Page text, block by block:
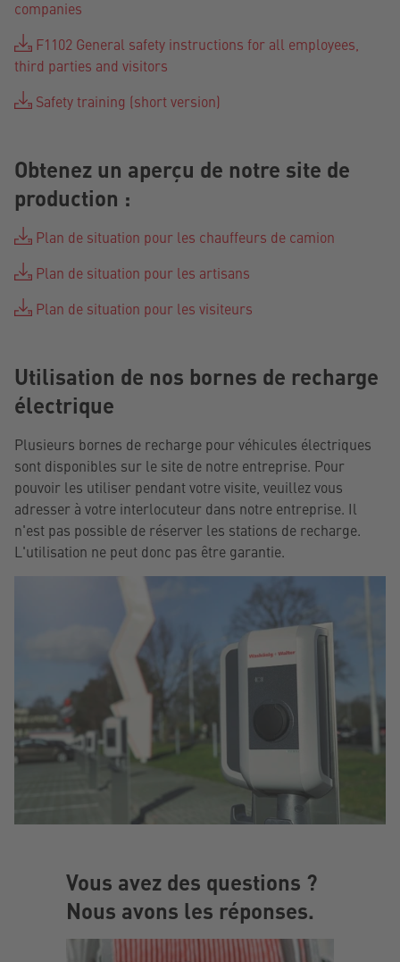
companies
F1102 General safety instructions for all employees,
third parties and visitors
Safety training (short version)
Obtenez un aperçu de notre site de
production :
Plan de situation pour les chauffeurs de camion
Plan de situation pour les artisans
Plan de situation pour les visiteurs
Utilisation de nos bornes de recharge
électrique
Plusieurs bornes de recharge pour véhicules électriques
sont disponibles sur le site de notre entreprise. Pour
pouvoir les utiliser pendant votre visite, veuillez vous
adresser à votre interlocuteur dans notre entreprise. Il
n'est pas possible de réserver les stations de recharge.
L'utilisation ne peut donc pas être garantie.
Vous avez des questions ?
Nous avons les réponses.